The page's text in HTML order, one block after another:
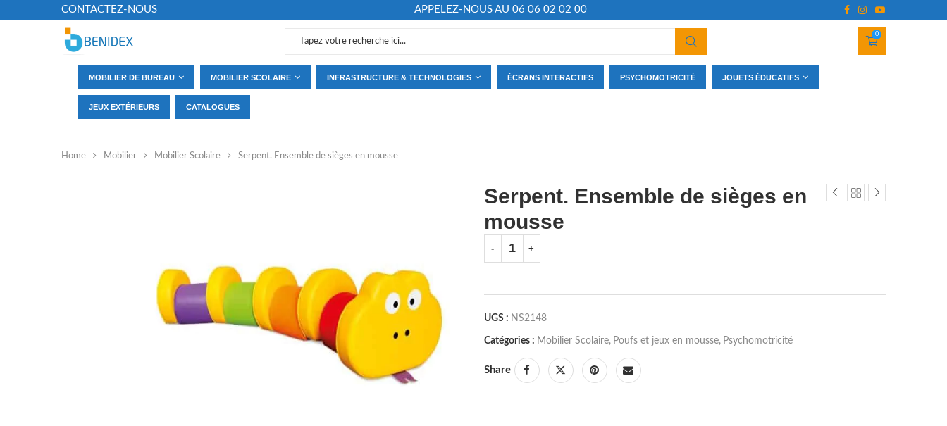
CONTACTEZ-NOUS APPELEZ-NOUS AU 06 06 02 02 00
0
MOBILIER DE BUREAU MOBILIER SCOLAIRE INFRASTRUCTURE & TECHNOLOGIES ÉCRANS INTERACTIFS PSYCHOMOTRICITÉ JOUETS ÉDUCATIFS
JEUX EXTÉRIEURS CATALOGUES
Home Mobilier Mobilier Scolaire Serpent. Ensemble de sièges en mousse
Serpent. Ensemble de sièges en
mousse
UGS : NS2148
Catégories : Mobilier Scolaire, Poufs et jeux en mousse, Psychomotricité
Share